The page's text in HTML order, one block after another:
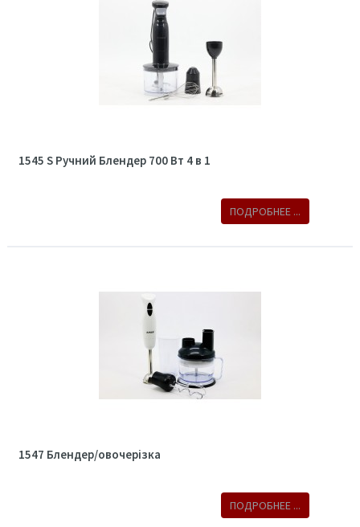
1545 S Ручний Блендер 700 Вт 4 в 1
ПОДРОБНЕЕ ...
1547 Блендер/овочерізка
ПОДРОБНЕЕ ...